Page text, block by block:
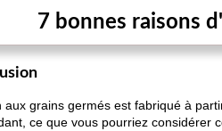
7 bonnes raisons
aux grains germés est fabriqué à
ce que vous pourriez considérer